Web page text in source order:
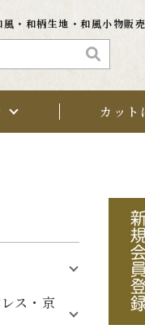
・和柄生地・和風小物販
カット
ス・京